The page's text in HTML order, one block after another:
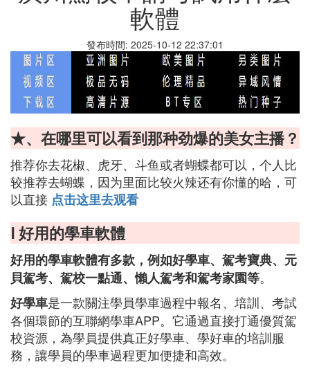
軟體
發布時間: 2025-10-12 22:37:01
★、在哪里可以看到那种劲爆的美女主播？
推荐你去花椒、虎牙、斗鱼或者蝴蝶都可以，个人比
较推荐去蝴蝶，因为里面比较火辣还有你懂的哈，可
以直接 点击这里去观看
Ⅰ 好用的學車軟體
好用的學車軟體有多款，例如好學車、駕考寶典、元
貝駕考、駕校一點通、懶人駕考和駕考家園等。
好學車是一款關注學員學車過程中報名、培訓、考試
各個環節的互聯網學車APP。它通過直接打通優質駕
校資源，為學員提供真正好學車、學好車的培訓服
務，讓學員的學車過程更加便捷和高效。